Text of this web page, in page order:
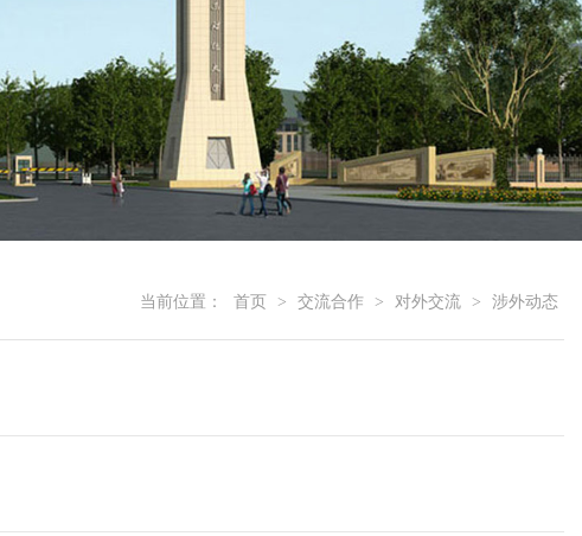
当前位置： 首页 > 交流合作 > 对外交流 > 涉外动态